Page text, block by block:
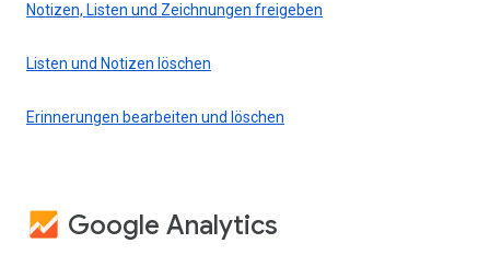
Notizen, Listen und Zeichnungen freigeben
Listen und Notizen löschen
Erinnerungen bearbeiten und löschen
Google Analytics